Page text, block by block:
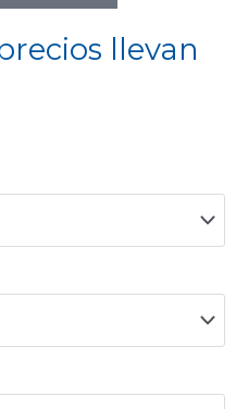
llevan